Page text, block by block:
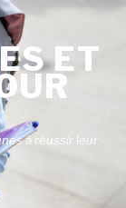
ET
à réussir leur